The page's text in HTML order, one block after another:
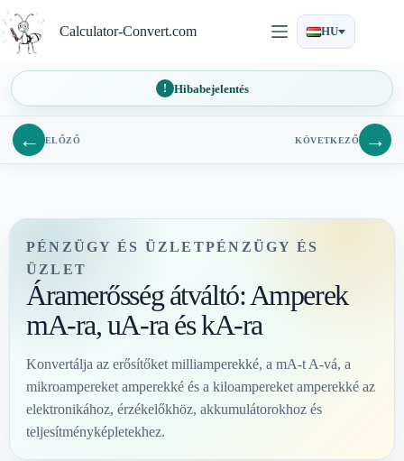
a
tartalomra
Calculator-Convert.com HU
Hibabejelentés
← ELŐZŐ KÖVETKEZŐ →
PÉNZÜGY ÉS ÜZLETPÉNZÜGY ÉS
ÜZLET
Áramerősség átváltó: Amperek
mA-ra, uA-ra és kA-ra
Konvertálja az erősítőket milliamperekké, a mA-t A-vá, a
mikroampereket amperekké és a kiloampereket amperekké az
elektronikához, érzékelőkhöz, akkumulátorokhoz és
teljesítményképletekhez.